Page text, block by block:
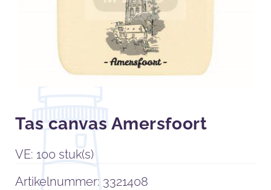
Tas canvas Amersfoort
VE: 100 stuk(s)
Artikelnummer: 3321408